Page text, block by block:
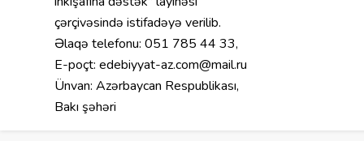
çərçivəsində istifadəyə verilib.
Əlaqə telefonu: 051 785 44 33,
E-poçt: edebiyyat-az.com@mail.ru
Ünvan: Azərbaycan Respublikası,
Bakı şəhəri